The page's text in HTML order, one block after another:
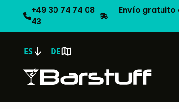
+49 30 74 74 08
43
Envío gratuito
ES DE